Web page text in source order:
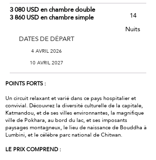
3 080 USD en chambre double
3 860 USD en chambre simple
DATES DE DÉPART
4 AVRIL 2026
10 AVRIL 2027
14
Nuits
POINTS FORTS :
Un circuit relaxant et varié dans ce pays hospitalier et
convivial. Découvrez la diversité culturelle de la capitale,
Katmandou, et de ses villes environnantes, la magnifique
ville de Pokhara, au bord du lac, et ses imposants
paysages montagneux, le lieu de naissance de Bouddha à
Lumbini, et le célèbre parc national de Chitwan.
LE PRIX COMPREND :